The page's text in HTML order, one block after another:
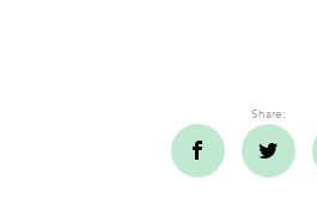
Share: